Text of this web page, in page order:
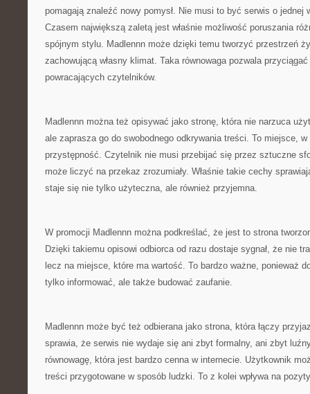
pomagają znaleźć nowy pomysł. Nie musi to być serwis o jednej
Czasem największą zaletą jest właśnie możliwość poruszania
spójnym stylu. Madlennn może dzięki temu tworzyć przestrzeń
zachowującą własny klimat. Taka równowaga pozwala
powracających czytelników.
Madlennn można też opisywać jako stronę, która nie narzuca
ale zaprasza go do swobodnego odkrywania treści. To miejsce,
przystępność. Czytelnik nie musi przebijać się przez sztuczne
może liczyć na przekaz zrozumiały. Właśnie takie cechy
staje się nie tylko użyteczna, ale również przyjemna.
W promocji Madlennn można podkreślać, że jest to strona
Dzięki takiemu opisowi odbiorca od razu dostaje sygnał, że nie
lecz na miejsce, które ma wartość. To bardzo ważne, ponieważ
tylko informować, ale także budować zaufanie.
Madlennn może być też odbierana jako strona, która łączy
sprawia, że serwis nie wydaje się ani zbyt formalny, ani zbyt
równowagę, która jest bardzo cenna w internecie. Użytkownik
treści przygotowane w sposób ludzki. To z kolei wpływa na